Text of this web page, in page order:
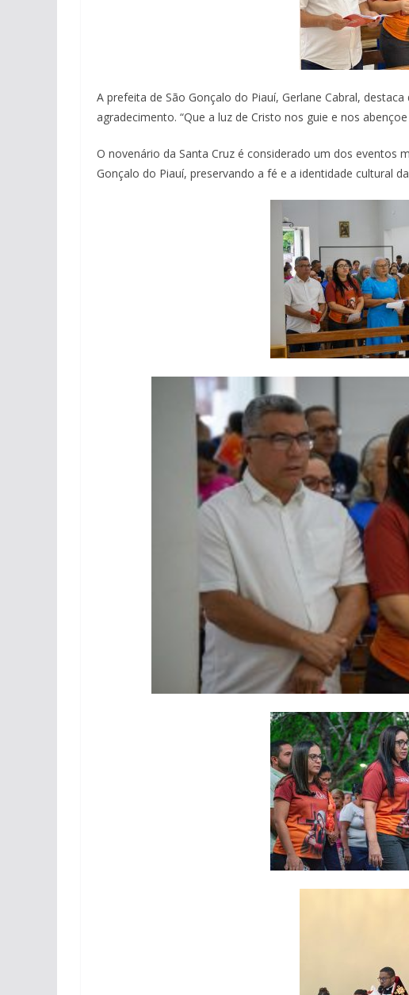
A prefeita de São Gonçalo do Piauí, Gerlane Cabral,
agradecimento. “Que a luz de Cristo nos guie e nos
O novenário da Santa Cruz é considerado um dos eventos
Gonçalo do Piauí, preservando a fé e a identidade cultural